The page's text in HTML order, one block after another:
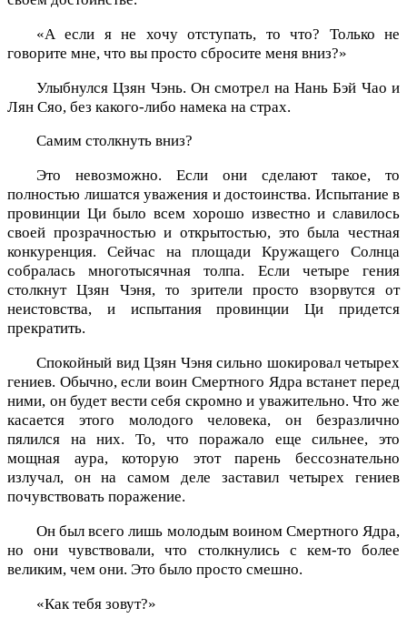
«А если я не хочу отступать, то что? Только не
говорите мне, что вы просто сбросите меня вниз?»
Улыбнулся Цзян Чэнь. Он смотрел на Нань Бэй Чао и
Лян Сяо, без какого-либо намека на страх.
Самим столкнуть вниз?
Это невозможно. Если они сделают такое, то
полностью лишатся уважения и достоинства. Испытание в
провинции Ци было всем хорошо известно и славилось
своей прозрачностью и открытостью, это была честная
конкуренция. Сейчас на площади Кружащего Солнца
собралась многотысячная толпа. Если четыре гения
столкнут Цзян Чэня, то зрители просто взорвутся от
неистовства, и испытания провинции Ци придется
прекратить.
Спокойный вид Цзян Чэня сильно шокировал четырех
гениев. Обычно, если воин Смертного Ядра встанет перед
ними, он будет вести себя скромно и уважительно. Что же
касается этого молодого человека, он безразлично
пялился на них. То, что поражало еще сильнее, это
мощная аура, которую этот парень бессознательно
излучал, он на самом деле заставил четырех гениев
почувствовать поражение.
Он был всего лишь молодым воином Смертного Ядра,
но они чувствовали, что столкнулись с кем-то более
великим, чем они. Это было просто смешно.
«Как тебя зовут?»